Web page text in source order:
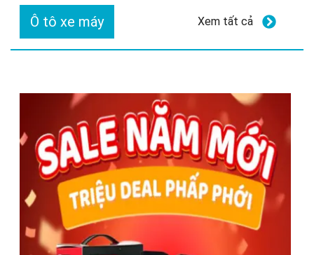
Ô tô xe máy Xem tất cả